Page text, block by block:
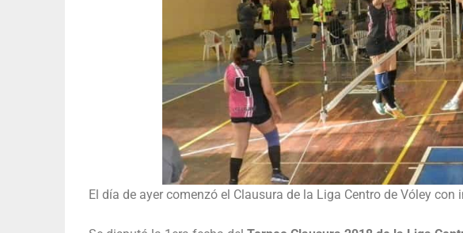
El día de ayer comenzó el Clausura de la Liga Centro de Vóley con